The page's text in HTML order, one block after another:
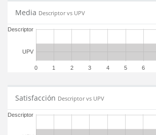
Media Descriptor vs UPV
0 1 2 3 4 5 6
UPV
Descriptor
Satisfacción Descriptor vs UPV
Descriptor